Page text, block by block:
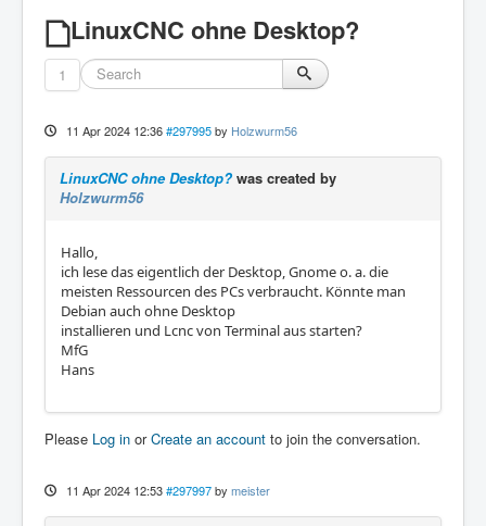
LinuxCNC ohne Desktop?
1
11 Apr 2024 12:36 #297995 by Holzwurm56
LinuxCNC ohne Desktop? was created by
Holzwurm56
Hallo,
ich lese das eigentlich der Desktop, Gnome o. a. die
meisten Ressourcen des PCs verbraucht. Könnte man
Debian auch ohne Desktop
installieren und Lcnc von Terminal aus starten?
MfG
Hans
Please Log in orCreate an account to join the conversation.
11 Apr 2024 12:53 #297997 by meister